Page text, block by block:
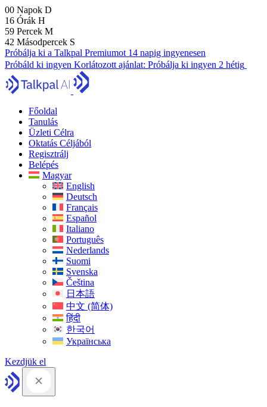
00 Napok D
16 Órák H
59 Percek M
41 Másodpercek S
Próbálja ki a Talkpal Premiumot 14 napig ingyenesen
Próbáld ki ingyen Korlátozott ajánlat: Próbálja ki ingyen 2 hétig
Főoldal
Tanulás
Üzleti Célra
Oktatás Céljából
Regisztrálj
Belépés
Magyar
English
Deutsch
Français
Español
Italiano
Português
Nederlands
Suomi
Svenska
Čeština
日本語
中文 (简体)
हिंदी
한국어
Українська
Kezdjük el